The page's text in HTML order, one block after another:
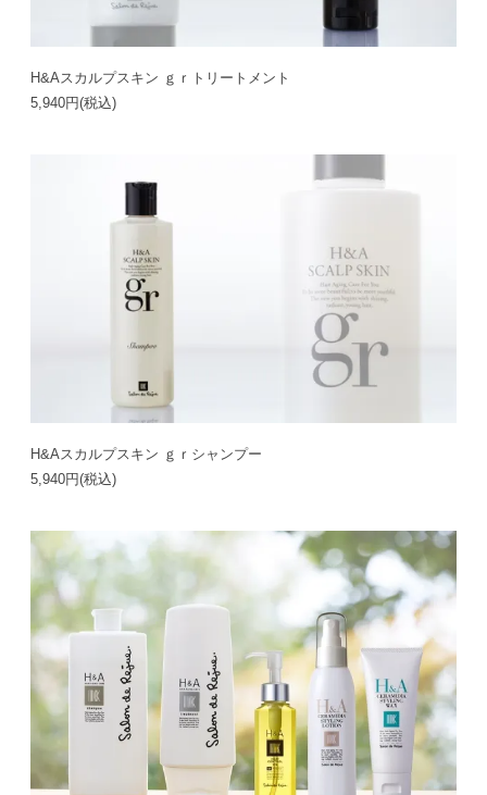
H&Aスカルプスキン ｇｒトリートメント
5,940円(税込)
H&Aスカルプスキン ｇｒシャンプー
5,940円(税込)